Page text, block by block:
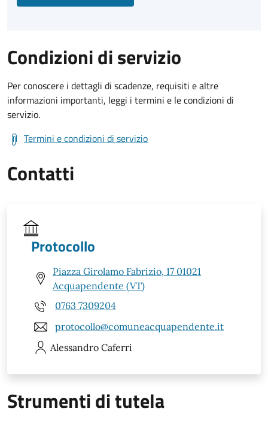
Condizioni di servizio
Per conoscere i dettagli di scadenze, requisiti e altre
informazioni importanti, leggi i termini e le condizioni di
servizio.
Termini e condizioni di servizio
Contatti
Protocollo
Piazza Girolamo Fabrizio, 17 01021
Acquapendente (VT)
0763 7309204
protocollo@comuneacquapendente.it
Alessandro Caferri
Strumenti di tutela